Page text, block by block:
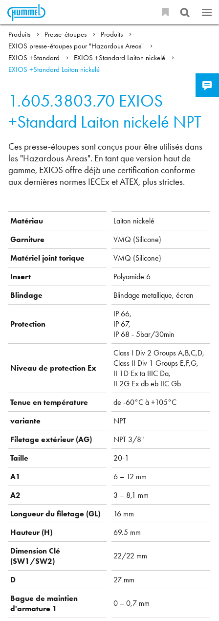
Produits Presse-étoupes
Produits
EXIOS presse-étoupes pour "Hazardous Areas"
EXIOS +Standard
EXIOS +Standard Laiton nickelé
EXIOS +Standard Laiton nickelé
1.605.3803.70 EXIOS
+Standard Laiton nickelé NPT
Ces presse-étoupes sont conçus pour être utilisés dans
les "Hazardous Areas". En tant que version haut de
gamme, EXIOS offre déjà une certification conforme
aux dernières normes IECEx et ATEX, plus strictes.
Matériau
Laiton nickelé
Garniture
VMQ ( Silicone)
Matériel joint torique
VMQ ( Silicone)
Insert
Polyamide 6
Blindage
Blindage metallique, écran
Protection
IP 66,
IP 67,
IP 68 - 5bar/30min
Niveau de protection Ex
Class I Div 2 Groups A,B,C,D,
Class II Div 1 Groups E,F,G,
II 1D Ex ta IIIC Da,
II 2G Ex db eb IIC Gb
Tenue en température
de -60°C à +105°C
variante
NPT
Filetage extérieur (AG)
NPT 3/8"
Taille
20-1
A1
6 – 12 mm
A2
3 – 8,1 mm
Longueur du filetage (GL)
16 mm
Hauteur (H)
69.5 mm
Dimension Clé
(SW1/SW2)
22/22 mm
D
27 mm
Bague de maintien
d'armature 1
0 – 0,7 mm